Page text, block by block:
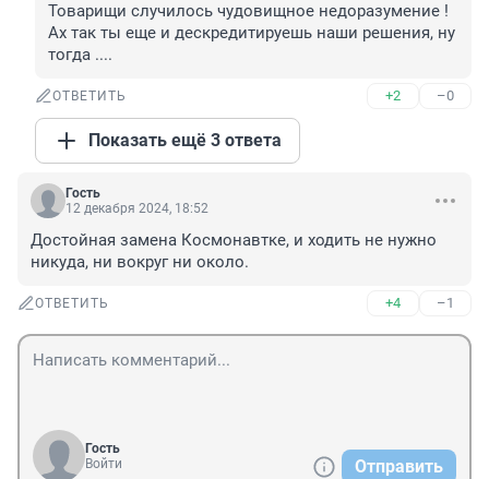
Товарищи случилось чудовищное недоразумение !
Ах так ты еще и дескредитируешь наши решения, ну
тогда ....
ОТВЕТИТЬ +2 –0
Показать ещё 3 ответа
Гость
12 декабря 2024, 18:52
Достойная замена Космонавтке, и ходить не нужно
никуда, ни вокруг ни около.
ОТВЕТИТЬ +4 –1
Гость
Войти
Отправить